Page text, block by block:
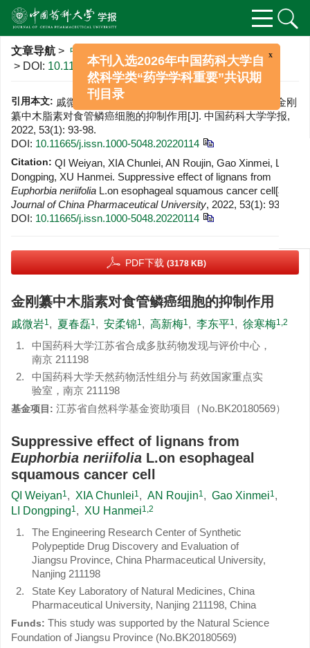
文章导航 > 中国药科大学学报
: 93-98.
> DOI: 10.11665/j.issn.1000-5048.20220114
引用本文: 戚微岩, 夏春磊, 安柔锦, 高新梅, 李东平, 徐寒梅. 金刚
纂中木脂素对食管鳞癌细胞的抑制作用[J]. 中国药科大学学报,
2022, 53(1): 93-98.
DOI: 10.11665/j.issn.1000-5048.20220114
Citation: QI Weiyan, XIA Chunlei, AN Roujin, Gao Xinmei, LI
Dongping, XU Hanmei. Suppressive effect of lignans from
Euphorbia neriifolia L.on esophageal squamous cancer cell[J].
Journal of China Pharmaceutical University, 2022, 53(1): 93-98.
DOI: 10.11665/j.issn.1000-5048.20220114
PDF下载 (3178 KB)
金刚纂中木脂素对食管鳞癌细胞的抑制作用
戚微岩1, 夏春磊1, 安柔锦1, 高新梅1, 李东平1, 徐寒梅1,2
1.
中国药科大学江苏省合成多肽药物发现与评价中心，
南京 211198
2.
中国药科大学天然药物活性组分与 药效国家重点实
验室，南京 211198
基金项目: 江苏省自然科学基金资助项目（No.BK20180569）
Suppressive effect of lignans from
Euphorbia neriifolia L.on esophageal
squamous cancer cell
QI Weiyan1, XIA Chunlei1, AN Roujin1, Gao Xinmei1,
LI Dongping1, XU Hanmei1,2
1.
The Engineering Research Center of Synthetic
Polypeptide Drug Discovery and Evaluation of
Jiangsu Province, China Pharmaceutical University,
Nanjing 211198
2.
State Key Laboratory of Natural Medicines, China
Pharmaceutical University, Nanjing 211198, China
Funds: This study was supported by the Natural Science
Foundation of Jiangsu Province (No.BK20180569)
x
本刊入选2026年中国药科大学自
然科学类“药学学科重要”共识期
刊目录